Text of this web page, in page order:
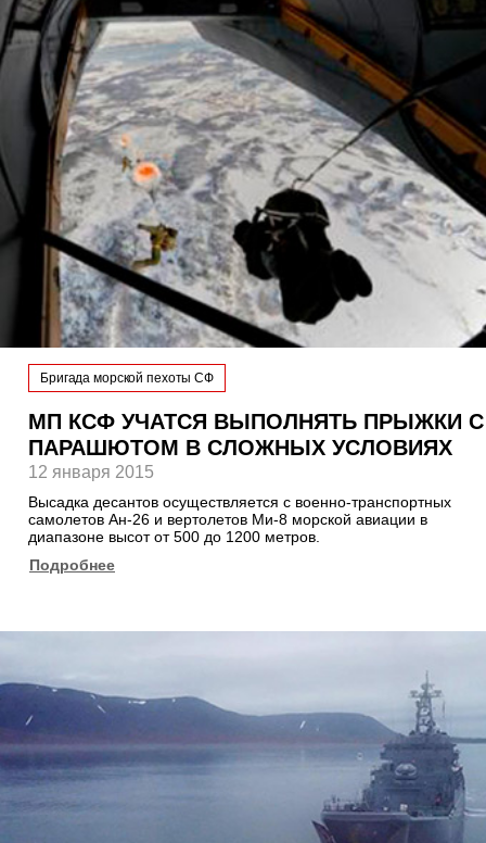
Бригада морской пехоты СФ
МП КСФ УЧАТСЯ ВЫПОЛНЯТЬ ПРЫЖКИ С
ПАРАШЮТОМ В СЛОЖНЫХ УСЛОВИЯХ
12 января 2015
Высадка десантов осуществляется с военно-транспортных
самолетов Ан-26 и вертолетов Ми-8 морской авиации в
диапазоне высот от 500 до 1200 метров.
Подробнее